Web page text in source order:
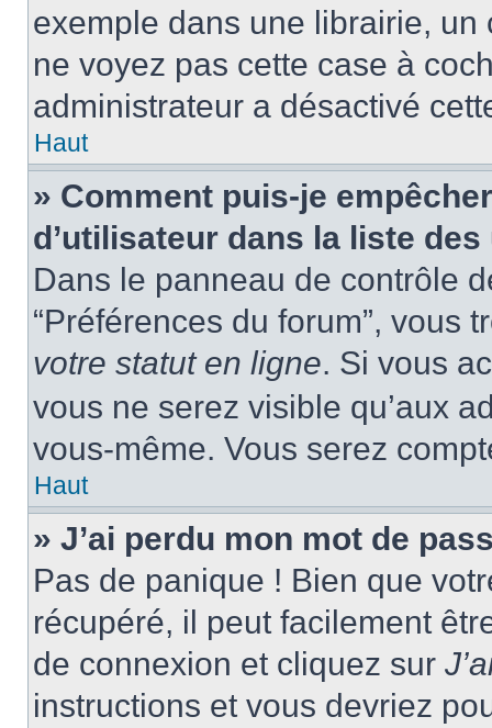
exemple dans une librairie,
ne voyez pas cette case à
administrateur a désactivé
Haut
» Comment puis-je
d’utilisateur dans la liste
Dans le panneau de contrôle
“Préférences du forum”, vous
votre statut en ligne. Si vous
vous ne serez visible qu’aux
vous-même. Vous serez
Haut
» J’ai perdu mon mot de
Pas de panique ! Bien que
récupéré, il peut facilement
de connexion et cliquez sur
instructions et vous devriez